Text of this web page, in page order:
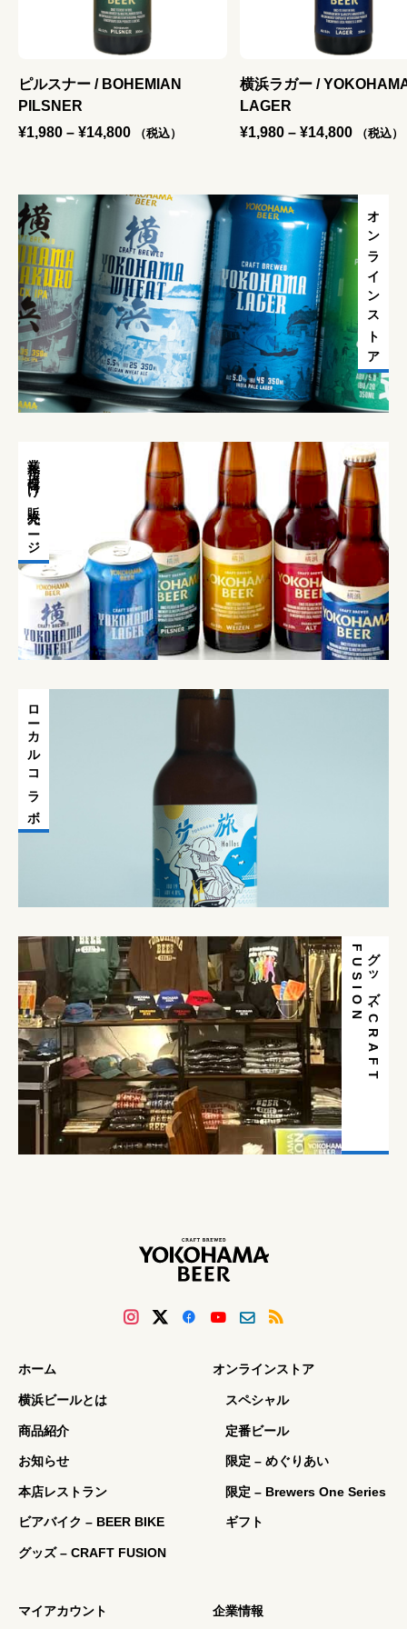
ピルスナー / BOHEMIAN
PILSNER
¥1,980 – ¥14,800価
:
¥
1
,
9
8
0
–
¥
1
4
（税込）
横浜ラガー /
LAGER
¥1,980 – ¥14,800価
:
¥
,
0
–
¥
1
4
8
0
0
（税込）
オンラインストア
業務店様向け販売ページ
ローカルコラボ
グ
ッ
ズ
-
C
R
A
F
T
F
U
S
I
O
N
ホーム
横浜ビールとは
商品紹介
お知らせ
本店レストラン
ビアバイク – BEER BIKE
グッズ – CRAFT FUSION
オンラインストア
スペシャル
定番ビール
限定 – めぐりあい
限定 – Brewers One Series
ギフト
マイアカウント 企業情報